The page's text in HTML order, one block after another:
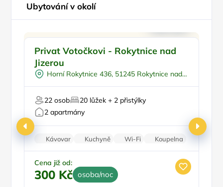
Ubytování v okolí
Sauna
U lyžařského střediska
U sjezdovky
Privat Votočkovi - Rokytnice nad
Jizerou
Horní Rokytnice 436, 51245 Rokytnice nad
22 osob
20 lůžek + 2 přistýlky
2 apartmány
Kávovar Kuchyně Wi-Fi
Koupelna
Sprchový kout
Cena již od:
300 Kč osoba/noc